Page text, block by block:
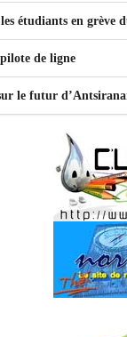
étudiants en grève
de ligne
le futur